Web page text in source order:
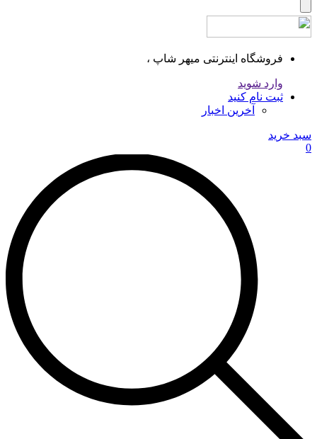
فروشگاه اینترنتی میهر شاپ ،
وارد شوید
ثبت نام کنید
آخرین اخبار
سبد خرید
0